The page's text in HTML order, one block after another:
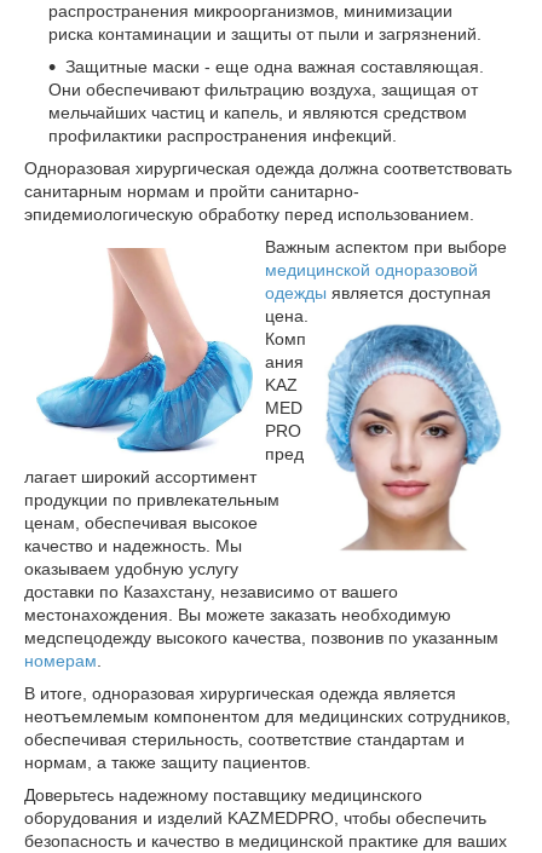
распространения микроорганизмов, минимизации
риска контаминации и защиты от пыли и загрязнений.
Защитные маски - еще одна важная составляющая.
Они обеспечивают фильтрацию воздуха, защищая от
мельчайших частиц и капель, и являются средством
профилактики распространения инфекций.
Одноразовая хирургическая одежда должна соответствовать
санитарным нормам и пройти санитарно-
эпидемиологическую обработку перед использованием.
Важным аспектом при выборе
медицинской одноразовой
одежды является доступная
цена.
Комп
ания
KAZ
MED
PRO
пред
лагает широкий ассортимент
продукции по привлекательным
ценам, обеспечивая высокое
качество и надежность. Мы
оказываем удобную услугу
доставки по Казахстану, независимо от вашего
местонахождения. Вы можете заказать необходимую
медспецодежду высокого качества, позвонив по указанным
номерам.
В итоге, одноразовая хирургическая одежда является
неотъемлемым компонентом для медицинских сотрудников,
обеспечивая стерильность, соответствие стандартам и
нормам, а также защиту пациентов.
Доверьтесь надежному поставщику медицинского
оборудования и изделий KAZMEDPRO, чтобы обеспечить
безопасность и качество в медицинской практике для ваших